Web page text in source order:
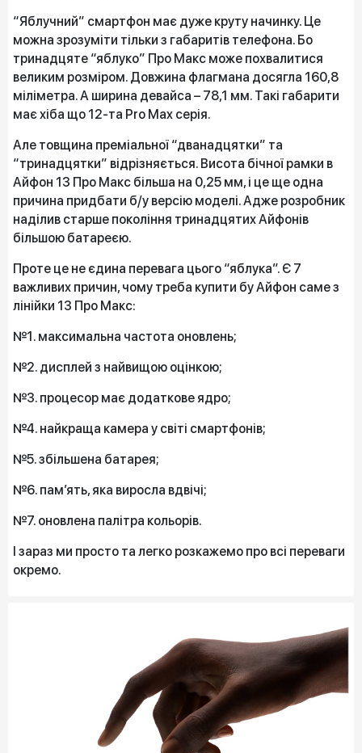
“Яблучний” смартфон має дуже круту начинку. Це
можна зрозуміти тільки з габаритів телефона. Бо
тринадцяте “яблуко” Про Макс може похвалитися
великим розміром. Довжина флагмана досягла 160,8
міліметра. А ширина девайса – 78,1 мм. Такі габарити
має хіба що 12-та Pro Max серія.
Але товщина преміальної “дванадцятки” та
“тринадцятки” відрізняється. Висота бічної рамки в
Айфон 13 Про Макс більша на 0,25 мм, і це ще одна
причина придбати б/у версію моделі. Адже розробник
наділив старше покоління тринадцятих Айфонів
більшою батареєю.
Проте це не єдина перевага цього “яблука”. Є 7
важливих причин, чому треба купити бу Айфон саме з
лінійки 13 Про Макс:
№1. максимальна частота оновлень;
№2. дисплей з найвищою оцінкою;
№3. процесор має додаткове ядро;
№4. найкраща камера у світі смартфонів;
№5. збільшена батарея;
№6. пам’ять, яка виросла вдвічі;
№7. оновлена палітра кольорів.
І зараз ми просто та легко розкажемо про всі переваги
окремо.